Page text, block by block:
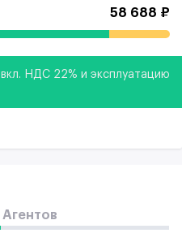
58 688 ₽
вкл. НДС 22% и эксплуатацию
Агентов